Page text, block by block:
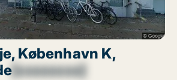
København K,
[xxxxxxxx]